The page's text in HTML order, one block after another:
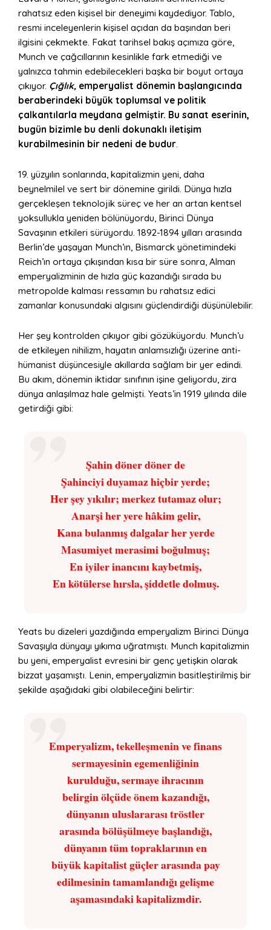
rahatsız eden kişisel bir deneyimi kaydediyor. Tablo,
resmi inceleyenlerin kişisel açıdan da başından beri
ilgisini çekmekte. Fakat tarihsel bakış açımıza göre,
Munch ve çağcıllarının kesinlikle fark etmediği ve
yalnızca tahmin edebilecekleri başka bir boyut ortaya
çıkıyor. Çığlık, emperyalist dönemin başlangıcında
beraberindeki büyük toplumsal ve politik
çalkantılarla meydana gelmiştir. Bu sanat eserinin,
bugün bizimle bu denli dokunaklı iletişim
kurabilmesinin bir nedeni de budur
19. yüzyılın sonlarında, kapitalizmin yeni, daha
beynelmilel ve sert bir dönemine girildi. Dünya hızla
gerçekleşen teknolojik süreç ve her an artan kentsel
yoksullukla yeniden bölünüyordu, Birinci Dünya
Savaşının etkileri sürüyordu. 1892-1894 yılları arasında
Berlin’de yaşayan Munch’ın, Bismarck yönetimindeki
Reich’ın ortaya çıkışından kısa bir süre sonra, Alman
emperyalizminin de hızla güç kazandığı sırada bu
metropolde kalması ressamın bu rahatsız edici
zamanlar konusundaki algısını güçlendirdiği düşünülebilir.
Her şey kontrolden çıkıyor gibi gözüküyordu. Munch’u
de etkileyen nihilizm, hayatın anlamsızlığı üzerine anti-
hümanist düşüncesiyle akıllarda sağlam bir yer edindi.
Bu akım, dönemin iktidar sınıfının işine geliyordu, zira
dünya anlaşılmaz hale gelmişti. Yeats’in 1919 yılında dile
getirdiği gibi:
Şahin döner döner de
Şahinciyi duyamaz hiçbir yerde;
Her şey yıkılır; merkez tutamaz olur;
Anarşi her yere hâkim gelir,
Kana bulanmış dalgalar her yerde
Masumiyet merasimi boğulmuş;
En iyiler inancını kaybetmiş,
En kötülerse hırsla, şiddetle dolmuş.
Yeats bu dizeleri yazdığında emperyalizm Birinci Dünya
Savaşıyla dünyayı yıkıma uğratmıştı. Munch kapitalizmin
bu yeni, emperyalist evresini bir genç yetişkin olarak
bizzat yaşamıştı. Lenin, emperyalizmin basitleştirilmiş bir
şekilde aşağıdaki gibi olabileceğini belirtir:
Emperyalizm, tekelleşmenin ve finans
sermayesinin egemenliğinin
kurulduğu, sermaye ihracının
belirgin ölçüde önem kazandığı,
dünyanın uluslararası tröstler
arasında bölüşülmeye başlandığı,
dünyanın tüm topraklarının en
büyük kapitalist güçler arasında pay
edilmesinin tamamlandığı gelişme
aşamasındaki kapitalizmdir.